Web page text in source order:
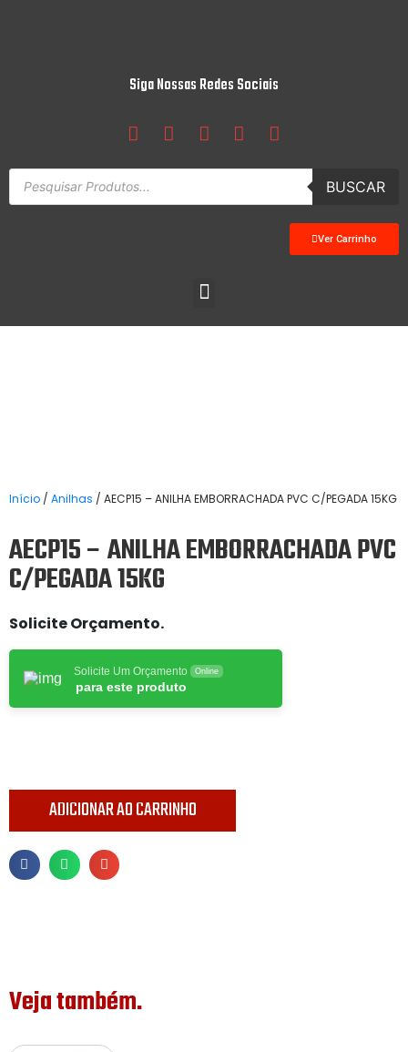
Siga Nossas Redes Sociais
BUSCAR
Ver Carrinho
Início / Anilhas / AECP15 – ANILHA EMBORRACHADA PVC C/PEGADA 15KG
AECP15 – ANILHA EMBORRACHADA PVC
C/PEGADA 15KG
Solicite Orçamento.
Solicite Um Orçamento Online
para este produto
ADICIONAR AO CARRINHO
Veja também.